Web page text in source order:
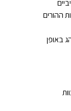
ההורים
באופן